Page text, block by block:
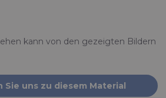
kann von den gezeigten Bildern
Sie uns zu diesem Material